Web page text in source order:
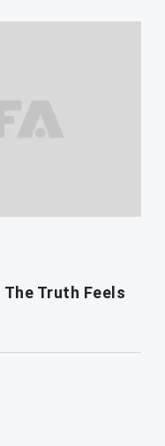
Truth Feels